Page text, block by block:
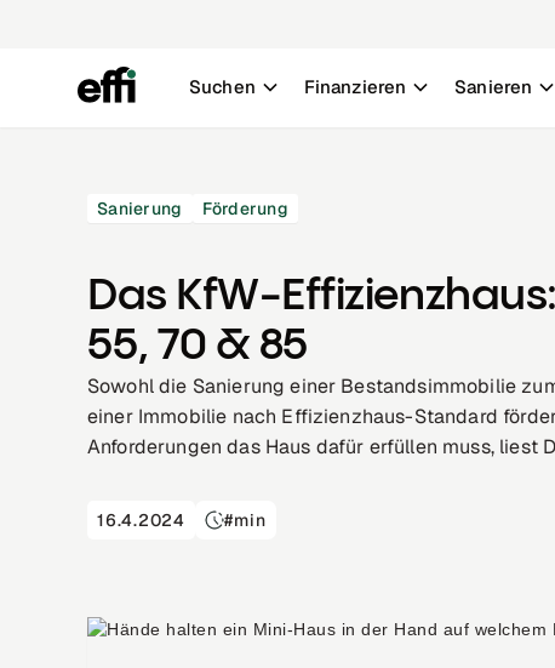
Suchen Finanzieren Sanieren
Sanierung Förderung
Das KfW-
55, 70 & 85
Sowohl die Sanierung einer Bestandsimmobilie
einer Immobilie nach Effizienzhaus-Standard
Anforderungen das Haus dafür erfüllen muss, liest
16.4.2024 #min